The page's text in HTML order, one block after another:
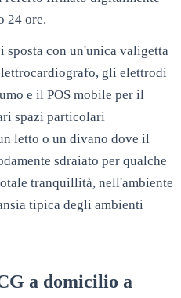
24 ore.
sposta con un'unica valigetta
gli elettrodi
e il POS mobile per il
spazi particolari
letto o un divano dove il
sdraiato per qualche
tranquillità, nell'ambiente
tipica degli ambienti
a domicilio a